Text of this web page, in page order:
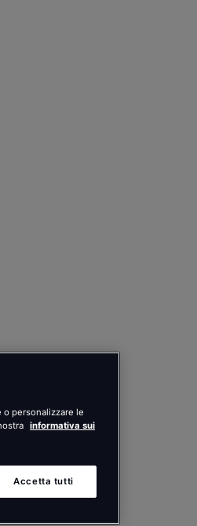
personalizzare le
informativa sui
Accetta tutti